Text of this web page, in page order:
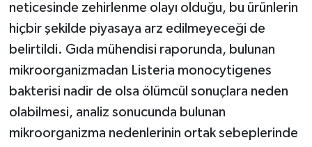
neticesinde zehirlenme olayı olduğu, bu ürünlerin
hiçbir şekilde piyasaya arz edilmeyeceği de
belirtildi. Gıda mühendisi raporunda, bulunan
mikroorganizmadan Listeria monocytigenes
bakterisi nadir de olsa ölümcül sonuçlara neden
olabilmesi, analiz sonucunda bulunan
mikroorganizma nedenlerinin ortak sebeplerinde